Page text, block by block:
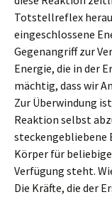
Totstellreflex
eingeschlossene
Gegenangriff zur
Energie, die in der
mächtig, dass wir
Zur Überwindung
Reaktion selbst
steckengebliebene
Körper für
Verfügung steht.
Die Kräfte, die der